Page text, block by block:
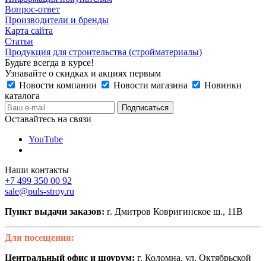
Вопрос-ответ
Производители и бренды
Карта сайта
Статьи
Продукция для строительства (стройматериалы)
Будьте всегда в курсе!
Узнавайте о скидках и акциях первым
Новости компании
Новости магазина
Новинки
каталога
Оставайтесь на связи
YouTube
Наши контакты
+7 499 350 00 92
sale@puls-stroy.ru
Пункт выдачи заказов: г. Дмитров Ковригинское ш., 11В
Для посещения:
Центральный офис и шоурум: г. Коломна, ул. Октябрьской